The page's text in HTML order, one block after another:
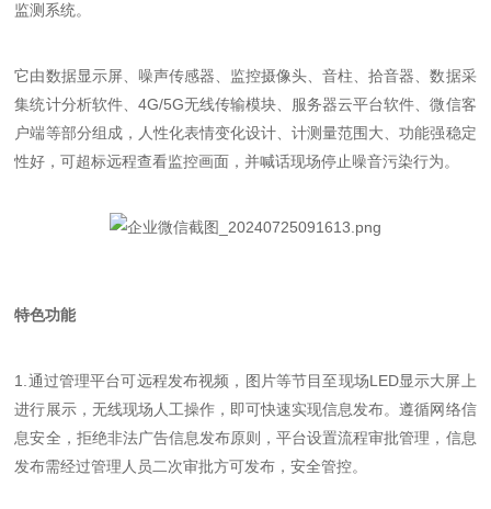
监测系统。
它由数据显示屏、噪声传感器、监控摄像头、音柱、拾音器、数据采
集统计分析软件、4G/5G无线传输模块、服务器云平台软件、微信客
户端等部分组成，人性化表情变化设计、计测量范围大、功能强稳定
性好，可超标远程查看监控画面，并喊话现场停止噪音污染行为。
特色功能
1.通过管理平台可远程发布视频，图片等节目至现场LED显示大屏上
进行展示，无线现场人工操作，即可快速实现信息发布。遵循网络信
息安全，拒绝非法广告信息发布原则，平台设置流程审批管理，信息
发布需经过管理人员二次审批方可发布，安全管控。